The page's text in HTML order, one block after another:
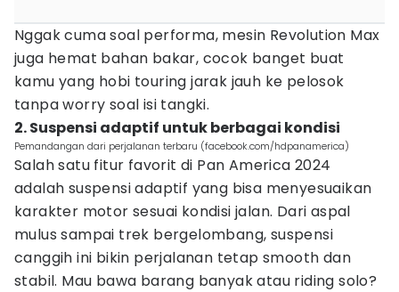
Nggak cuma soal performa, mesin Revolution Max
juga hemat bahan bakar, cocok banget buat
kamu yang hobi touring jarak jauh ke pelosok
tanpa worry soal isi tangki.
2. Suspensi adaptif untuk berbagai kondisi
Pemandangan dari perjalanan terbaru (facebook.com/hdpanamerica)
Salah satu fitur favorit di Pan America 2024
adalah suspensi adaptif yang bisa menyesuaikan
karakter motor sesuai kondisi jalan. Dari aspal
mulus sampai trek bergelombang, suspensi
canggih ini bikin perjalanan tetap smooth dan
stabil. Mau bawa barang banyak atau riding solo?